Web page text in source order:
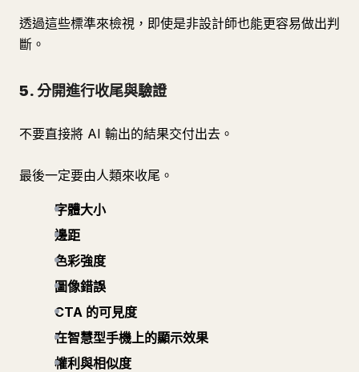
透過這些標準來檢視，即使是非設計師也能更容易做出判
斷。
5. 分開進行收尾與驗證
不要直接將 AI 輸出的結果交付出去。
最後一定要由人類來收尾。
字體大小
邊距
色彩強度
圖像錯誤
CTA 的可見度
在智慧型手機上的顯示效果
權利與相似度